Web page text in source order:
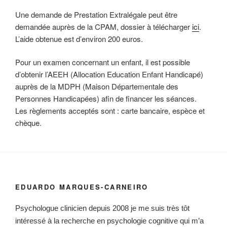
Une demande de Prestation Extralégale peut être
demandée auprès de la CPAM, dossier à téléchargerici.
L’aide obtenue est d’environ 200 euros.
Pour un examen concernant un enfant, il est possible
d’obtenir l’AEEH (Allocation Education Enfant Handicapé)
auprès de la MDPH (Maison Départementale des
Personnes Handicapées) afin de financer les séances.
Les règlements acceptés sont : carte bancaire, espèce et
chèque.
EDUARDO MARQUES-CARNEIRO
Psychologue clinicien depuis 2008 je me suis très tôt
intéressé à la recherche en psychologie cognitive qui m’a